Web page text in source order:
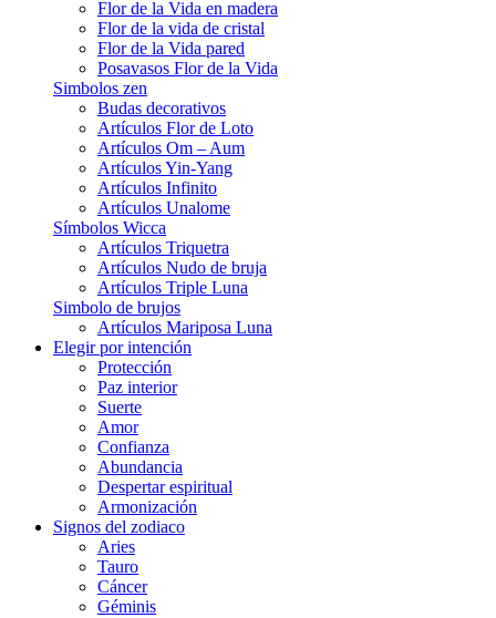
Flor de la Vida en madera
Flor de la vida de cristal
Flor de la Vida pared
Posavasos Flor de la Vida
Simbolos zen
Budas decorativos
Artículos Flor de Loto
Artículos Om – Aum
Artículos Yin-Yang
Artículos Infinito
Artículos Unalome
Símbolos Wicca
Artículos Triquetra
Artículos Nudo de bruja
Artículos Triple Luna
Simbolo de brujos
Artículos Mariposa Luna
Elegir por intención
Protección
Paz interior
Suerte
Amor
Confianza
Abundancia
Despertar espiritual
Armonización
Signos del zodiaco
Aries
Tauro
Cáncer
Géminis